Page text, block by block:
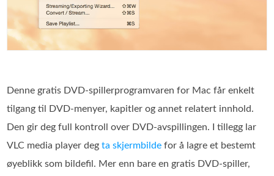
Denne gratis DVD‑spillerprogramvaren for Mac får enkelt
tilgang til DVD‑menyer, kapitler og annet relatert innhold.
Den gir deg full kontroll over DVD‑avspillingen. I tillegg lar
VLC media player degta skjermbilde for å lagre et bestemt
øyeblikk som bildefil. Mer enn bare en gratis DVD‑spiller,